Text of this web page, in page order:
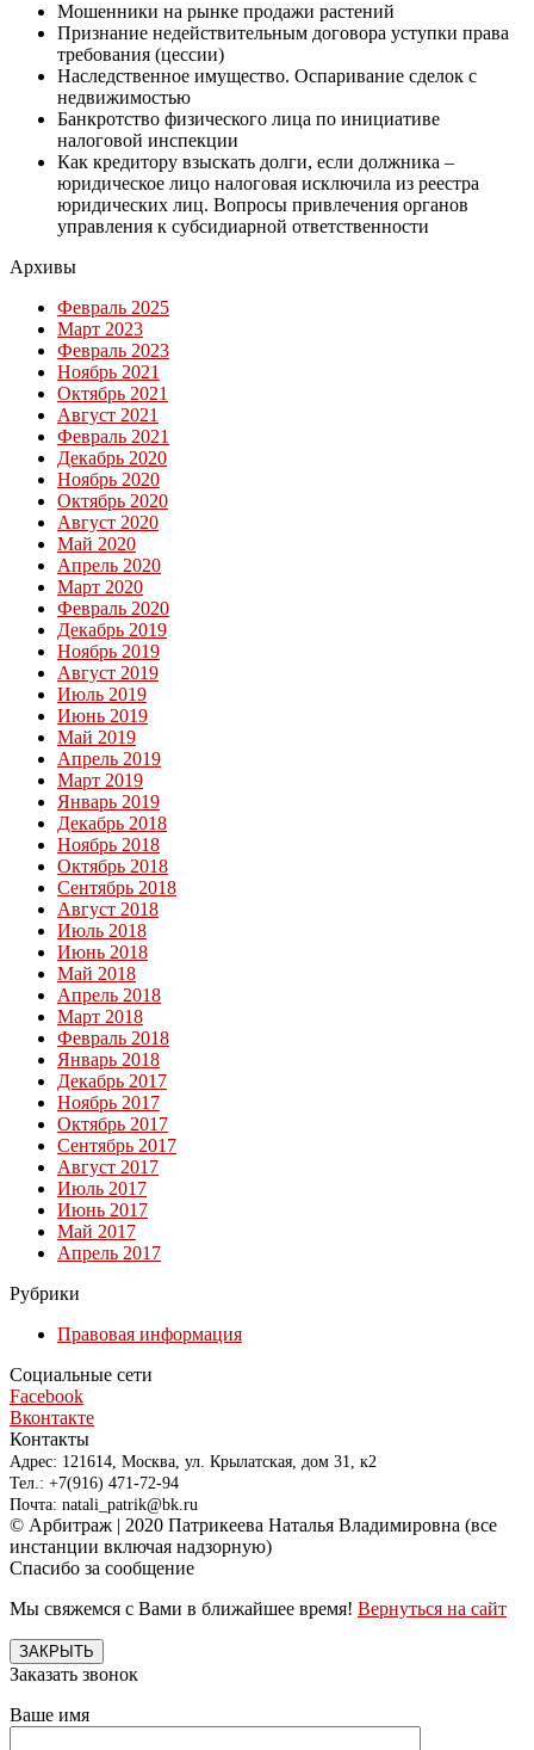
Мошенники на рынке продажи растений
Признание недействительным договора уступки права
требования (цессии)
Наследственное имущество. Оспаривание сделок с
недвижимостью
Банкротство физического лица по инициативе
налоговой инспекции
Как кредитору взыскать долги, если должника –
юридическое лицо налоговая исключила из реестра
юридических лиц. Вопросы привлечения органов
управления к субсидиарной ответственности
Архивы
Февраль 2025
Март 2023
Февраль 2023
Ноябрь 2021
Октябрь 2021
Август 2021
Февраль 2021
Декабрь 2020
Ноябрь 2020
Октябрь 2020
Август 2020
Май 2020
Апрель 2020
Март 2020
Февраль 2020
Декабрь 2019
Ноябрь 2019
Август 2019
Июль 2019
Июнь 2019
Май 2019
Апрель 2019
Март 2019
Январь 2019
Декабрь 2018
Ноябрь 2018
Октябрь 2018
Сентябрь 2018
Август 2018
Июль 2018
Июнь 2018
Май 2018
Апрель 2018
Март 2018
Февраль 2018
Январь 2018
Декабрь 2017
Ноябрь 2017
Октябрь 2017
Сентябрь 2017
Август 2017
Июль 2017
Июнь 2017
Май 2017
Апрель 2017
Рубрики
Правовая информация
Социальные сети
Facebook
Вконтакте
Контакты
Адрес: 121614, Москва, ул. Крылатская, дом 31, к2
Тел.: +7(916) 471-72-94
Почта: natali_patrik@bk.ru
© Арбитраж | 2020 Патрикеева Наталья Владимировна (все
инстанции включая надзорную)
Спасибо за сообщение
Мы свяжемся с Вами в ближайшее время! Вернуться на сайт
ЗАКРЫТЬ
Заказать звонок
Ваше имя